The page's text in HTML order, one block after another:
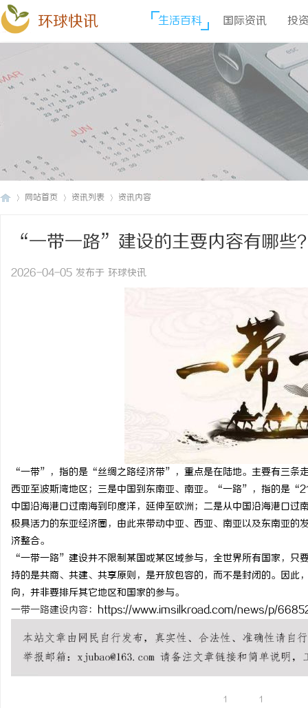
环球快讯 生活百科 国际资讯 投
网站首页 资讯列表 资讯内容
“一带一路”建设的主要内容有哪些
2026-04-05 发布于 环球快讯
“一带”，指的是“丝绸之路经济带”，重点是在陆地。主要有三条
西亚至波斯湾地区；三是中国到东南亚、南亚。“一路”，指的是
中国沿海港口过南海到印度洋，延伸至欧洲；二是从中国沿海港口
极具活力的东亚经济圈，由此来带动中亚、西亚、南亚以及东南亚
济整合。
“一带一路”建设并不限制某国或某区域参与，全世界所有国家，
持的是共商、共建、共享原则，是开放包容的，而不是封闭的。因
向，并非要排斥其它地区和国家的参与。
一带一路建设内容：https://www.imsilkroad.com/news/p/
1 1
武汉配眼镜 上海配眼镜